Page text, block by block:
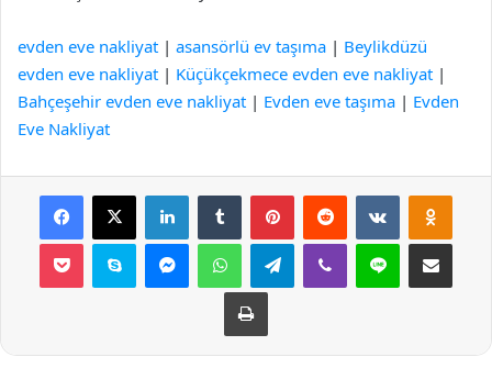
evden eve nakliyat | asansörlü ev taşıma | Beylikdüzü
evden eve nakliyat | Küçükçekmece evden eve nakliyat |
Bahçeşehir evden eve nakliyat | Evden eve taşıma | Evden
Eve Nakliyat
Facebook
X LinkedInTumblr PinterestReddit VKontakte
Pocket Skype MessengerWhatsAppTelegramViber Line E-Posta ile
Yazdır